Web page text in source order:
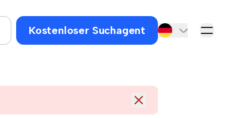
Kostenloser Suchagent